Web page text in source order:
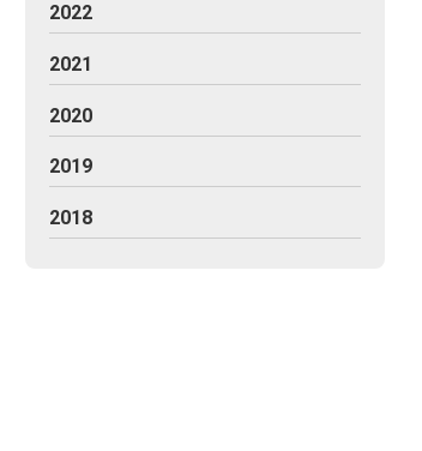
2022
2021
2020
2019
2018